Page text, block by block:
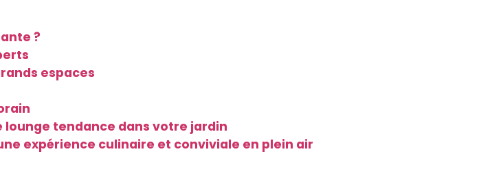
?
espaces
lounge tendance dans votre jardin
expérience culinaire et conviviale en plein air